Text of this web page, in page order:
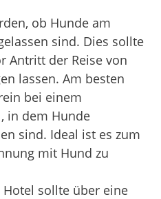
ob Hunde am
sind. Dies sollte
Antritt der Reise von
lassen. Am besten
bei einem
in dem Hunde
sind. Ideal ist es zum
mit Hund zu
sollte über eine